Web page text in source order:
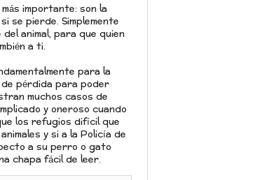
importante: son la
se pierde. Simplemente
animal, para que quien
a ti.
para la
pérdida para poder
muchos casos de
y oneroso cuando
los refugios difícil que
y si a la Policía de
a su perro o gato
chapa fácil de leer.